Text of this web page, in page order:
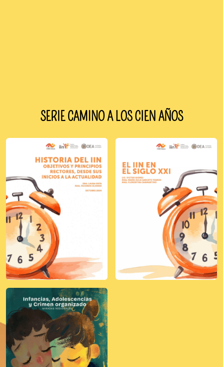
SERIE CAMINO A LOS CIEN AÑOS
Ver publicación